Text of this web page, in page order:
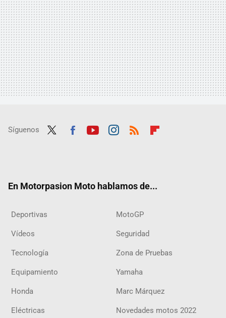
Síguenos
En Motorpasion Moto hablamos de...
Deportivas MotoGP
Vídeos Seguridad
Tecnología Zona de Pruebas
Equipamiento Yamaha
Honda Marc Márquez
Eléctricas Novedades motos 2022